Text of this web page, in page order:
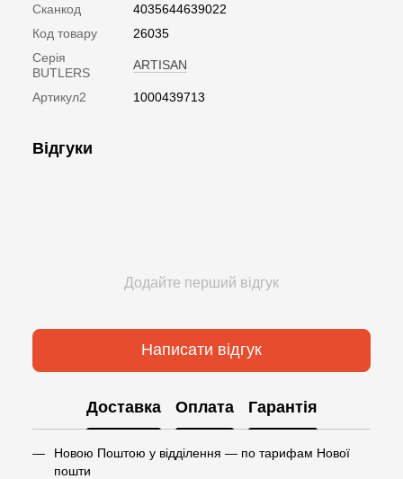
Сканкод
4035644639022
Код товару
26035
Серія
BUTLERS
ARTISAN
Артикул2 1000439713
Відгуки
Додайте перший відгук
Написати відгук
Доставка Оплата Гарантія
Новою Поштою у відділення — по тарифам Нової
пошти